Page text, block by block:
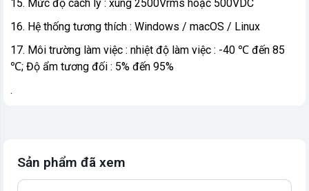
15. Mức độ cách ly : xung 2500Vrms hoặc 500VDC
16. Hệ thống tương thích : Windows / macOS / Linux
17. Môi trường làm việc : nhiệt độ làm việc : -40 ℃ đến 85
℃; Độ ẩm tương đối : 5% đến 95%
.
Sản phẩm đã xem